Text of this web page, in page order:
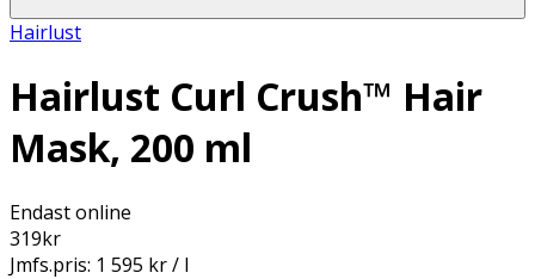
Hairlust
Hairlust Curl Crush™ Hair
Mask, 200 ml
Endast online
319kr
Jmfs.pris: 1 595 kr / l